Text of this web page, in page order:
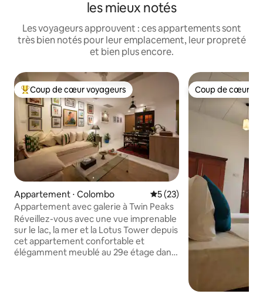
les mieux notés
Les voyageurs approuvent : ces appartements sont
très bien notés pour leur emplacement, leur propreté
et bien plus encore.
Coups de cœur voyageurs les plus appréciés
Coup de cœur voyageurs
Appartement ⋅ Colombo Évaluation moyenne sur la
5 (23)
Appartement avec galerie à Twin Peaks
Réveillez-vous avec une vue imprenable
sur le lac, la mer et la Lotus Tower depuis
cet appartement confortable et
élégamment meublé au 29e étage dans
Coup de cœur
Coup de cœur